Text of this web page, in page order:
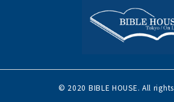
© 2020 BIBLE HOUSE. All